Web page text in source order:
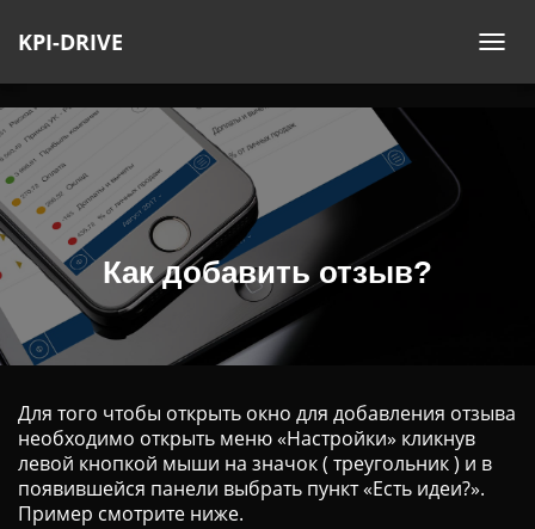
KPI-DRIVE
Е
А
И
Как добавить отзыв?
Для того чтобы открыть окно для добавления отзыва
необходимо открыть меню «Настройки» кликнув
левой кнопкой мыши на значок ( треугольник ) и в
появившейся панели выбрать пункт «Есть идеи?».
Пример смотрите ниже.